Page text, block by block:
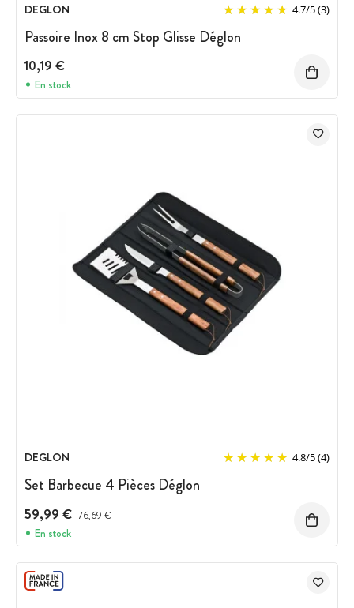
DEGLON 4.7/5(3)
Passoire Inox 8 cm Stop Glisse Déglon
10,19 €
En stock
DEGLON 4.8/5(4)
Set Barbecue 4 Pièces Déglon
59,99 € Prix avant réduction :
76,69 €
En stock